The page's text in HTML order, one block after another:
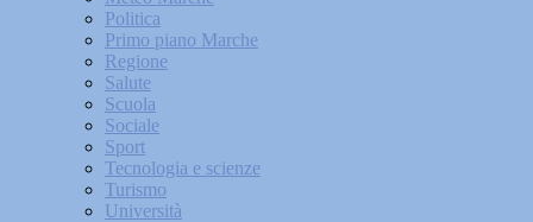
Politica
Primo piano Marche
Regione
Salute
Scuola
Sociale
Sport
Tecnologia e scienze
Turismo
Università